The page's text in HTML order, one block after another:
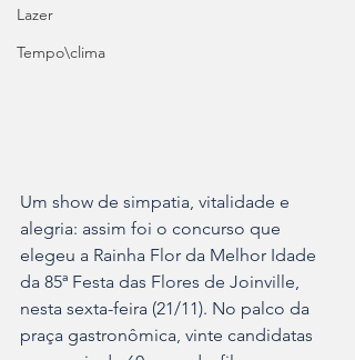
Lazer
Tempo\clima
Um show de simpatia, vitalidade e
alegria: assim foi o concurso que
elegeu a Rainha Flor da Melhor Idade
da 85ª Festa das Flores de Joinville,
nesta sexta-feira (21/11). No palco da
praça gastronômica, vinte candidatas